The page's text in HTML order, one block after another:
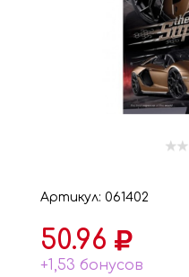
Артикул: 061402
50.96
+1,53 бонусов